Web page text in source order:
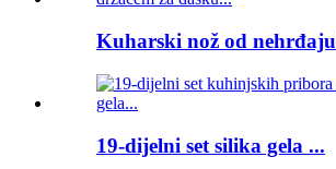
Kuharski nož od
19-dijelni set silika gela ...